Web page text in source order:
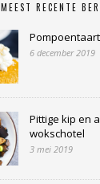
MEEST RECENTE
Pompoentaart
6 december 2019
Pittige kip en
wokschotel
3 mei 2019